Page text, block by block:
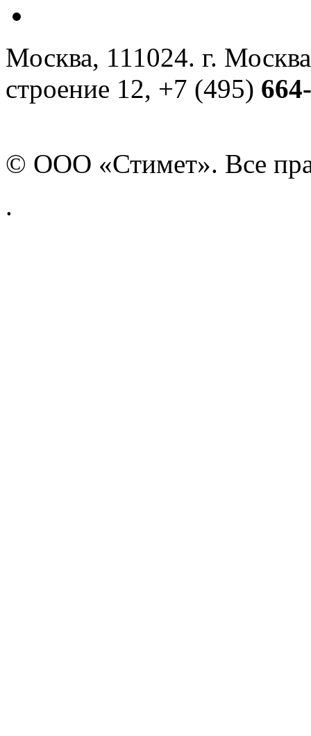
Москва, 111024. г.
строение 12, +7 (495)
© ООО «Стимет». Все
.